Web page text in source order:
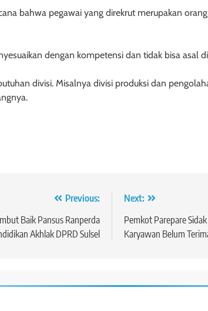
bahwa pegawai yang direkrut merupakan
dengan kompetensi dan tidak bisa asal
divisi. Misalnya divisi produksi dan
Previous:
Baik Pansus Ranperda
Akhlak DPRD Sulsel
Next:
Pemkot Parepare
Karyawan Belum